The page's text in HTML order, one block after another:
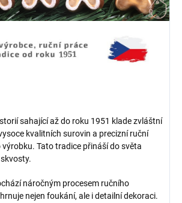
sahající až do roku 1951 klade zvláštní
kvalitních surovin a precizní ruční
Tato tradice přináší do světa
náročným procesem ručního
nejen foukání, ale i detailní dekoraci.